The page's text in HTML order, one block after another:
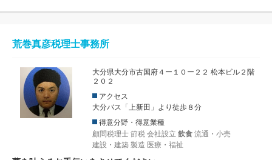
荒巻真彦税理士事務所
大分県大分市古国府４ー１０ー２２ 松本ビル２階
２０２
アクセス
大分バス「上新田」より徒歩８分
得意分野・得意業種
顧問税理士 節税 会社設立 飲食 流通・小売
建設・建築 製造 医療・福祉